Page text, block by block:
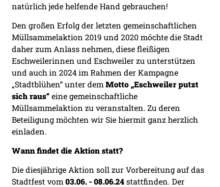
natürlich jede helfende Hand gebrauchen!
Den großen Erfolg der letzten gemeinschaftlichen
Müllsammelaktion 2019 und 2020 möchte die Stadt
daher zum Anlass nehmen, diese fleißigen
Eschweilerinnen und Eschweiler zu unterstützen
und auch in 2024 im Rahmen der Kampagne
„Stadtblühen“ unter dem Motto „Eschweiler putzt
sich raus“ eine gemeinschaftliche
Müllsammelaktion zu veranstalten. Zu deren
Beteiligung möchten wir Sie hiermit ganz herzlich
einladen.
Wann findet die Aktion statt?
Die diesjährige Aktion soll zur Vorbereitung auf das
Stadtfest vom 03.06. - 08.06.24stattfinden. Der